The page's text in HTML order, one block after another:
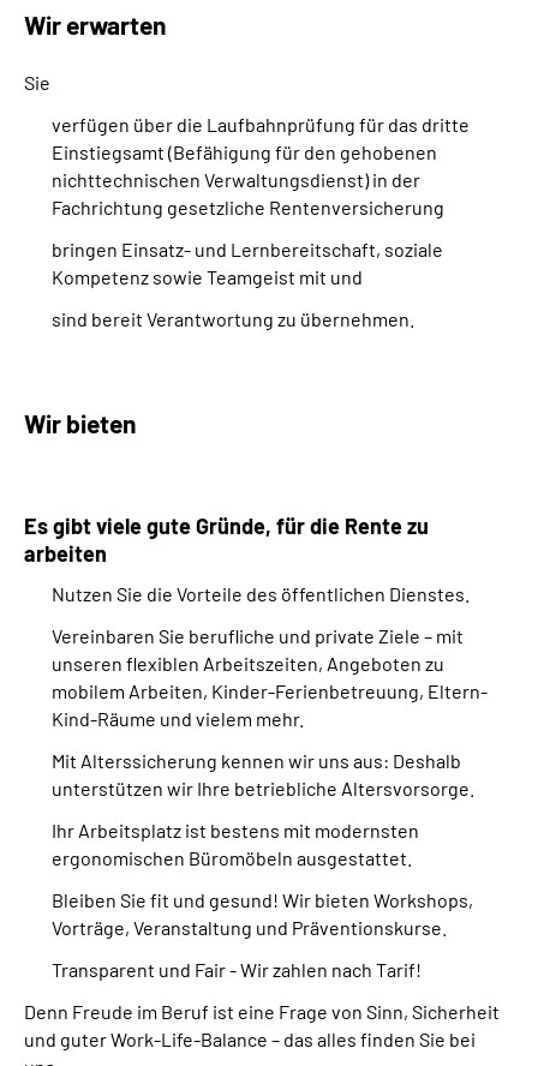
Wir erwarten
Sie
verfügen über die Laufbahnprüfung für das dritte
Einstiegsamt (Befähigung für den gehobenen
nichttechnischen Verwaltungsdienst) in der
Fachrichtung gesetzliche Rentenversicherung
bringen Einsatz- und Lernbereitschaft, soziale
Kompetenz sowie Teamgeist mit und
sind bereit Verantwortung zu übernehmen.
Wir bieten
Es gibt viele gute Gründe, für die Rente zu
arbeiten
Nutzen Sie die Vorteile des öffentlichen Dienstes.
Vereinbaren Sie berufliche und private Ziele – mit
unseren flexiblen Arbeitszeiten, Angeboten zu
mobilem Arbeiten, Kinder-Ferienbetreuung, Eltern-
Kind-Räume und vielem mehr.
Mit Alterssicherung kennen wir uns aus: Deshalb
unterstützen wir Ihre betriebliche Altersvorsorge.
Ihr Arbeitsplatz ist bestens mit modernsten
ergonomischen Büromöbeln ausgestattet.
Bleiben Sie fit und gesund! Wir bieten Workshops,
Vorträge, Veranstaltung und Präventionskurse.
Transparent und Fair- Wir zahlen nach Tarif!
Denn Freude im Beruf ist eine Frage von Sinn, Sicherheit
und guterWork-Life-Balance – das alles finden Sie bei